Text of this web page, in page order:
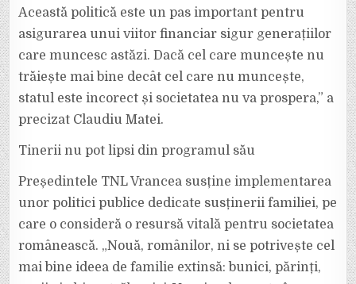
Această politică este un pas important pentru
asigurarea unui viitor financiar sigur generațiilor
care muncesc astăzi. Dacă cel care muncește nu
trăiește mai bine decât cel care nu muncește,
statul este incorect și societatea nu va prospera,” a
precizat Claudiu Matei.
Tinerii nu pot lipsi din programul său
Președintele TNL Vrancea susține implementarea
unor politici publice dedicate susținerii familiei, pe
care o consideră o resursă vitală pentru societatea
românească. „Nouă, românilor, ni se potrivește cel
mai bine ideea de familie extinsă: bunici, părinți,